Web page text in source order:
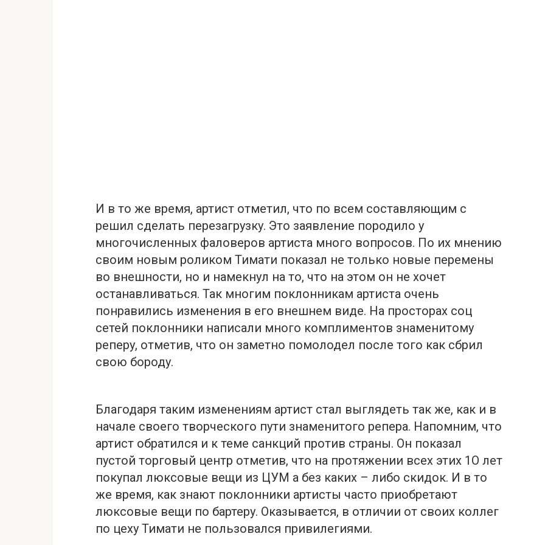
И в то же время, артист отметил, что по всем составляющим с
решил сделать перезагрузку. Это заявление породило у
многочисленных фаловеров артиста много вопросов. По их мнению
своим новым роликом Тимати показал не только новые перемены
во внешности, но и намекнул на то, что на этом он не хочет
останавливаться. Так многим поклонникам артиста очень
понравились изменения в его внешнем виде. На просторах соц
сетей поклонники написали много комплиментов знаменитому
реперу, отметив, что он заметно помолодел после того как сбрил
свою бороду.
Благодаря таким изменениям артист стал выглядеть так же, как и в
начале своего творческого пути знаменитого репера. Напомним, что
артист обратился и к теме санкций против страны. Он показал
пустой торговый центр отметив, что на протяжении всех этих 1О лет
покупал люксовые вещи из ЦУМ а без каких – либо скидок. И в то
же время, как знают поклонники артисты часто приобретают
люксовые вещи по бартеру. Оказывается, в отличии от своих коллег
по цеху Тимати не пользовался привилегиями.